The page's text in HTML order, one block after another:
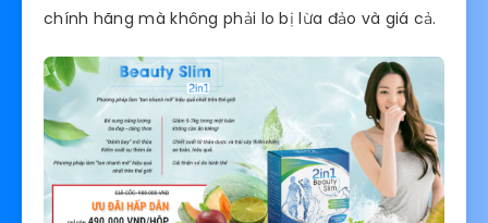
chính hãng mà không phải lo bị lừa đảo và giá cả.